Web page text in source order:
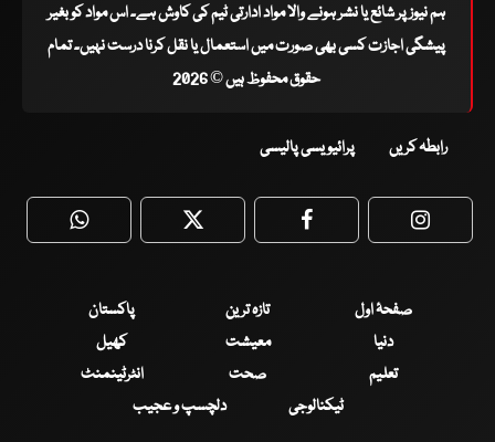
ہم نیوز پر شائع یا نشر ہونے والا مواد ادارتی ٹیم کی کاوش ہے۔ اس مواد کو بغیر
پیشگی اجازت کسی بھی صورت میں استعمال یا نقل کرنا درست نہیں۔ تمام
حقوق محفوظ ہیں © 2026
رابطہ کریں پرائیویسی پالیسی
WhatsApp Twitter Facebook
صفحۂ اول تازہ ترین
پاکستان
دنیا
معیشت
کھیل
تعلیم
صحت
انٹرٹینمنٹ
ٹیکنالوجی
دلچسپ و عجیب